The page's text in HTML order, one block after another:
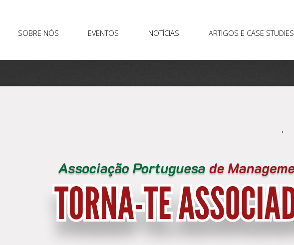
SOBRE NÓS EVENTOS NOTÍCIAS ARTIGOS E CASE STUDIES